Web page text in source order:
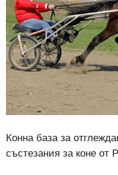
Конна база за
състезания за коне от